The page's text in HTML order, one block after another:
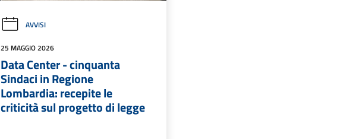
AVVISI
25 MAGGIO 2026
Data Center - cinquanta
Sindaci in Regione
Lombardia: recepite le
criticità sul progetto di legge